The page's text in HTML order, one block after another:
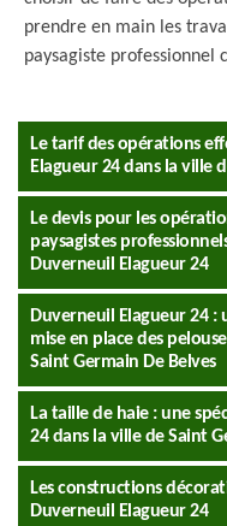
prendre en main les
paysagiste professionnel
Le tarif des opérations
Elagueur 24 dans la ville
Le devis pour les
paysagistes
Duverneuil Elagueur 24
Duverneuil Elagueur 24 :
mise en place des
Saint Germain De Belves
La taille de haie : une
24 dans la ville de Saint
Les constructions
Duverneuil Elagueur 24